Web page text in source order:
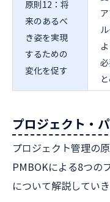
原則12：将
来のあるべ
き姿を実現
するための
変化を促す
プロジェクト・
プロジェクト管理の
PMBOKによる8つの
について解説していき